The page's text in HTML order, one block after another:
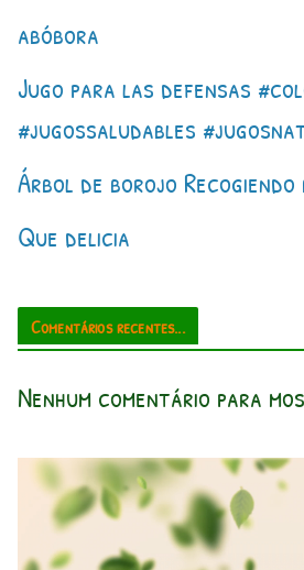
abóbora
Jugo para las defensas
#jugossaludables
Árbol de borojo
Que delicia
Comentários recentes...
Nenhum comentário para